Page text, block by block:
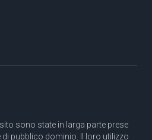
sono state in larga parte prese
di pubblico dominio. Il loro utilizzo